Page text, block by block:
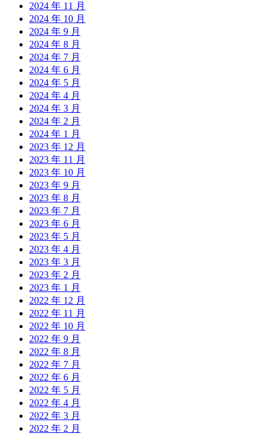
2024 年 11 月
2024 年 10 月
2024 年 9 月
2024 年 8 月
2024 年 7 月
2024 年 6 月
2024 年 5 月
2024 年 4 月
2024 年 3 月
2024 年 2 月
2024 年 1 月
2023 年 12 月
2023 年 11 月
2023 年 10 月
2023 年 9 月
2023 年 8 月
2023 年 7 月
2023 年 6 月
2023 年 5 月
2023 年 4 月
2023 年 3 月
2023 年 2 月
2023 年 1 月
2022 年 12 月
2022 年 11 月
2022 年 10 月
2022 年 9 月
2022 年 8 月
2022 年 7 月
2022 年 6 月
2022 年 5 月
2022 年 4 月
2022 年 3 月
2022 年 2 月